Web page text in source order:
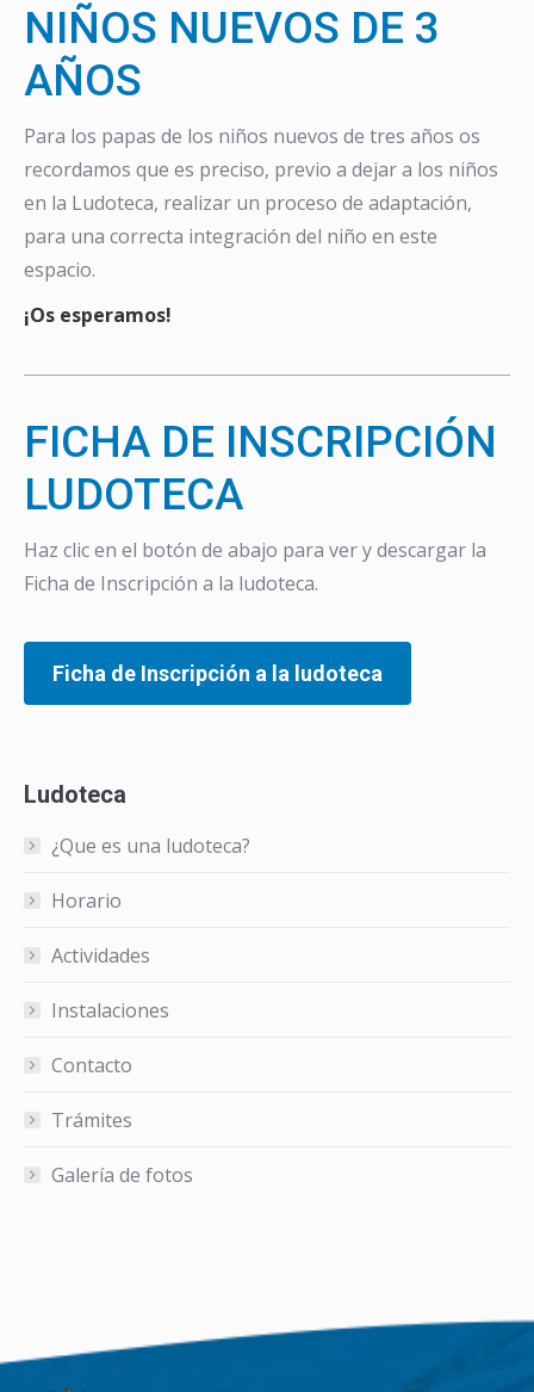
NIÑOS NUEVOS DE 3
AÑOS
Para los papas de los niños nuevos de tres años os
recordamos que es preciso, previo a dejar a los niños
en la Ludoteca, realizar un proceso de adaptación,
para una correcta integración del niño en este
espacio.
¡Os esperamos!
FICHA DE INSCRIPCIÓN
LUDOTECA
Haz clic en el botón de abajo para ver y descargar la
Ficha de Inscripción a la ludoteca.
Ficha de Inscripción a la ludoteca
Ludoteca
¿Que es una ludoteca?
Horario
Actividades
Instalaciones
Contacto
Trámites
Galería de fotos